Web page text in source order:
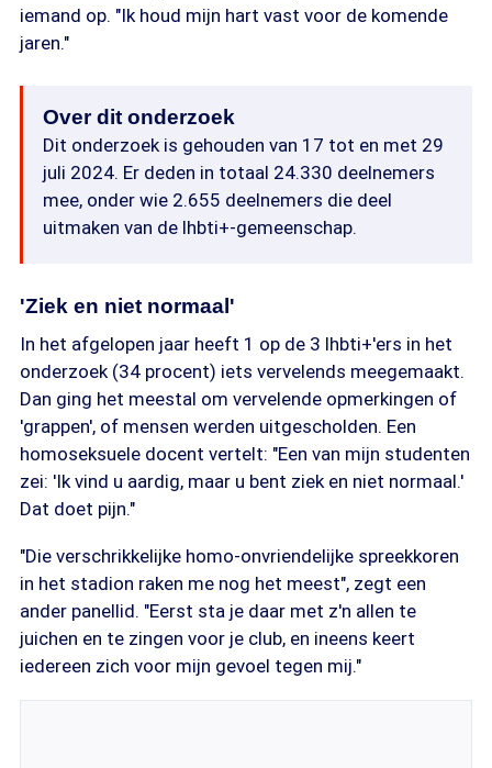
iemand op. "Ik houd mijn hart vast voor de komende
jaren."
Over dit onderzoek
Dit onderzoek is gehouden van 17 tot en met 29
juli 2024. Er deden in totaal 24.330 deelnemers
mee, onder wie 2.655 deelnemers die deel
uitmaken van de lhbti+-gemeenschap.
'Ziek en niet normaal'
In het afgelopen jaar heeft 1 op de 3 lhbti+'ers in het
onderzoek (34 procent) iets vervelends meegemaakt.
Dan ging het meestal om vervelende opmerkingen of
'grappen', of mensen werden uitgescholden. Een
homoseksuele docent vertelt: "Een van mijn studenten
zei: 'Ik vind u aardig, maar u bent ziek en niet normaal.'
Dat doet pijn."
"Die verschrikkelijke homo-onvriendelijke spreekkoren
in het stadion raken me nog het meest", zegt een
ander panellid. "Eerst sta je daar met z'n allen te
juichen en te zingen voor je club, en ineens keert
iedereen zich voor mijn gevoel tegen mij."